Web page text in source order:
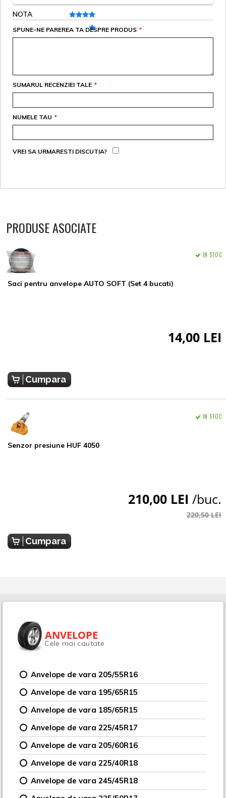
NOTA
*
SPUNE-NE PAREREA TA DESPRE PRODUS
*
SUMARUL RECENZIEI TALE
*
NUMELE TAU
VREI SA URMARESTI DISCUTIA?
PRODUSE ASOCIATE
Saci pentru anvelope AUTO SOFT (Set 4 bucati)
IN STOC
14,00 LEI
Cumpara
Senzor presiune HUF 4050
IN STOC
210,00 LEI /buc.
220,50 LEI
Cumpara
ANVELOPE
Cele mai cautate
Anvelope de vara 205/55R16
Anvelope de vara 195/65R15
Anvelope de vara 185/65R15
Anvelope de vara 225/45R17
Anvelope de vara 205/60R16
Anvelope de vara 225/40R18
Anvelope de vara 245/45R18